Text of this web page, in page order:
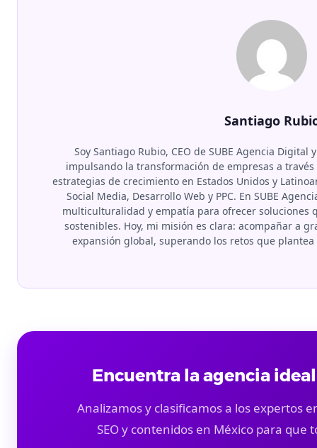
Santiago
Soy Santiago Rubio, CEO de SUBE Agencia
impulsando la transformación de empresas a
estrategias de crecimiento en Estados Unidos y
Social Media, Desarrollo Web y PPC. En SUBE
multiculturalidad y empatía para ofrecer soluciones
sostenibles. Hoy, mi misión es clara: acompañar a
expansión global, superando los retos que
Encuentra la agencia
Analizamos y clasificamos a los expertos
SEO y contenidos en México para que